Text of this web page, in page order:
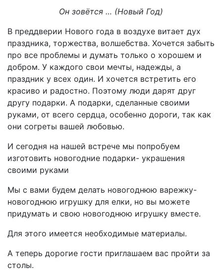
Он зовётся … (Новый Год)
В преддверии Нового года в воздухе витает дух
праздника, торжества, волшебства. Хочется забыть
про все проблемы и думать только о хорошем и
добром. У каждого свои мечты, надежды, а
праздник у всех один. И хочется встретить его
красиво и радостно. Поэтому люди дарят друг
другу подарки. А подарки, сделанные своими
руками, от всего сердца, особенно дороги, так как
они согреты вашей любовью.
И сегодня на нашей встрече мы попробуем
изготовить новогодние подарки- украшения
своими руками
Мы с вами будем делать новогоднюю варежку-
новогоднюю игрушку для елки, но вы можете
придумать и свою новогоднюю игрушку вместе.
Для этого имеется необходимые материалы.
А теперь дорогие гости приглашаем вас пройти за
столы.